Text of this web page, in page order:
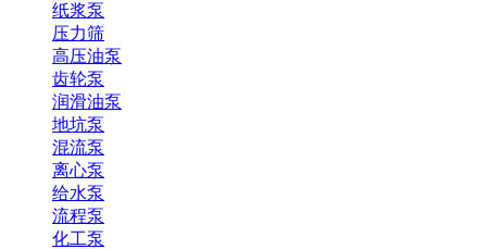
纸浆泵
压力筛
高压油泵
齿轮泵
润滑油泵
地坑泵
混流泵
离心泵
给水泵
流程泵
化工泵